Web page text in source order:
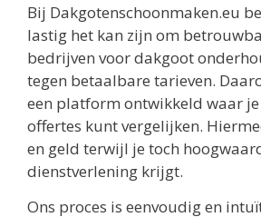
Bij Dakgotenschoonmaken.eu
lastig het kan zijn om
bedrijven voor dakgoot
tegen betaalbare tarieven.
een platform ontwikkeld waar
offertes kunt vergelijken.
en geld terwijl je toch
dienstverlening krijgt.
Ons proces is eenvoudig en